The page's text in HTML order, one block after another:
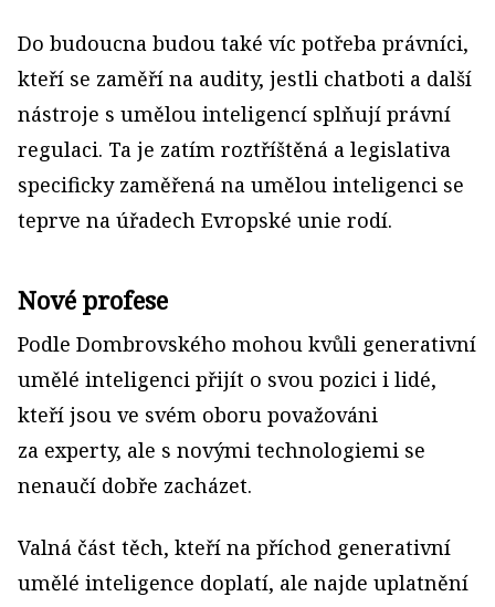
Do budoucna budou také víc potřeba právníci,
kteří se zaměří na audity, jestli chatboti a další
nástroje s umělou inteligencí splňují právní
regulaci. Ta je zatím roztříštěná a legislativa
specificky zaměřená na umělou inteligenci se
teprve na úřadech Evropské unie rodí.
Nové profese
Podle Dombrovského mohou kvůli generativní
umělé inteligenci přijít o svou pozici i lidé,
kteří jsou ve svém oboru považováni
za experty, ale s novými technologiemi se
nenaučí dobře zacházet.
Valná část těch, kteří na příchod generativní
umělé inteligence doplatí, ale najde uplatnění